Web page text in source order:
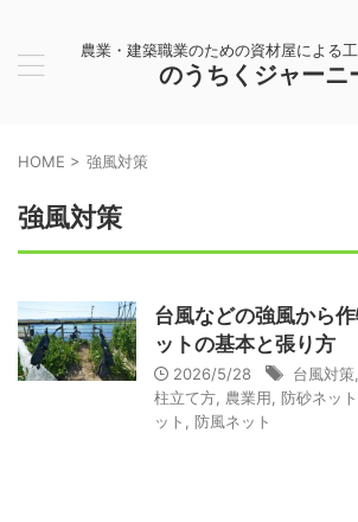
農業・建築職業のための資材屋による
のうちくジャーニ
HOME > 強風対策
強風対策
台風などの強風から
ットの基本と張り方
2026/5/28 台風対策
柱立て方 農業用 防砂ネット
ット
防風ネット